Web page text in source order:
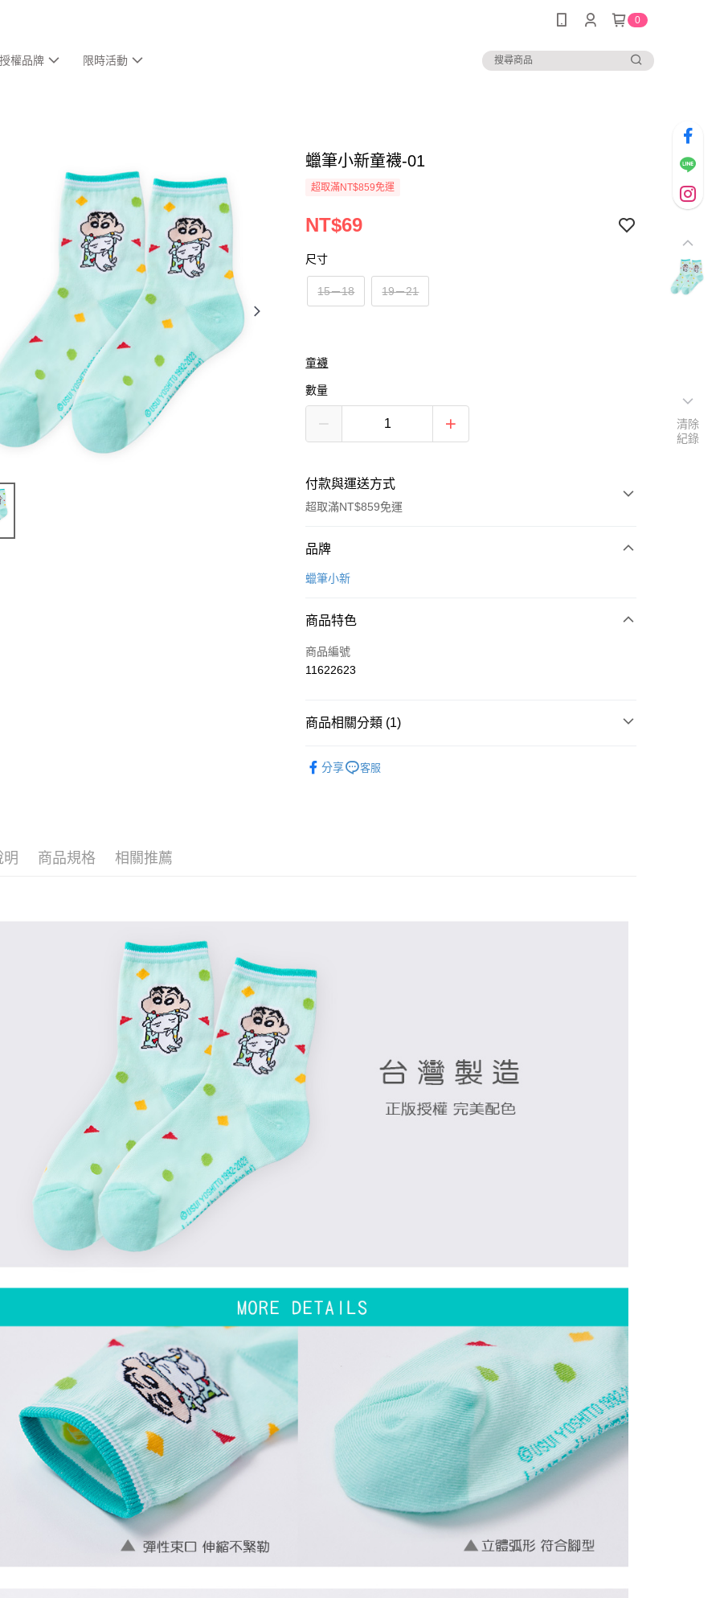
0
權品牌 限時活動
蠟筆小新童襪-01
超取滿NT$859免運
NT$69
尺寸
15－18 19－21
童襪
數量
付款與運送方式
超取滿NT$859免運
付款方式
信用卡一次付款
Apple Pay
全盈+PAY
每筆NT$80，滿NT$859(含以上)免運費
宅配
每筆NT$85，滿NT$859(含以上)免運費
品牌
蠟筆小新
商品特色
商品編號
11622623
商品相關分類 (1)
分享
客服
明 商品規格 相關推薦
清除
紀錄